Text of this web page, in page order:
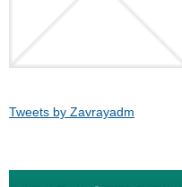
Tweets by Zavrayadm